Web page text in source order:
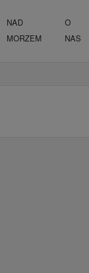
NAD
MORZEM
O
NAS